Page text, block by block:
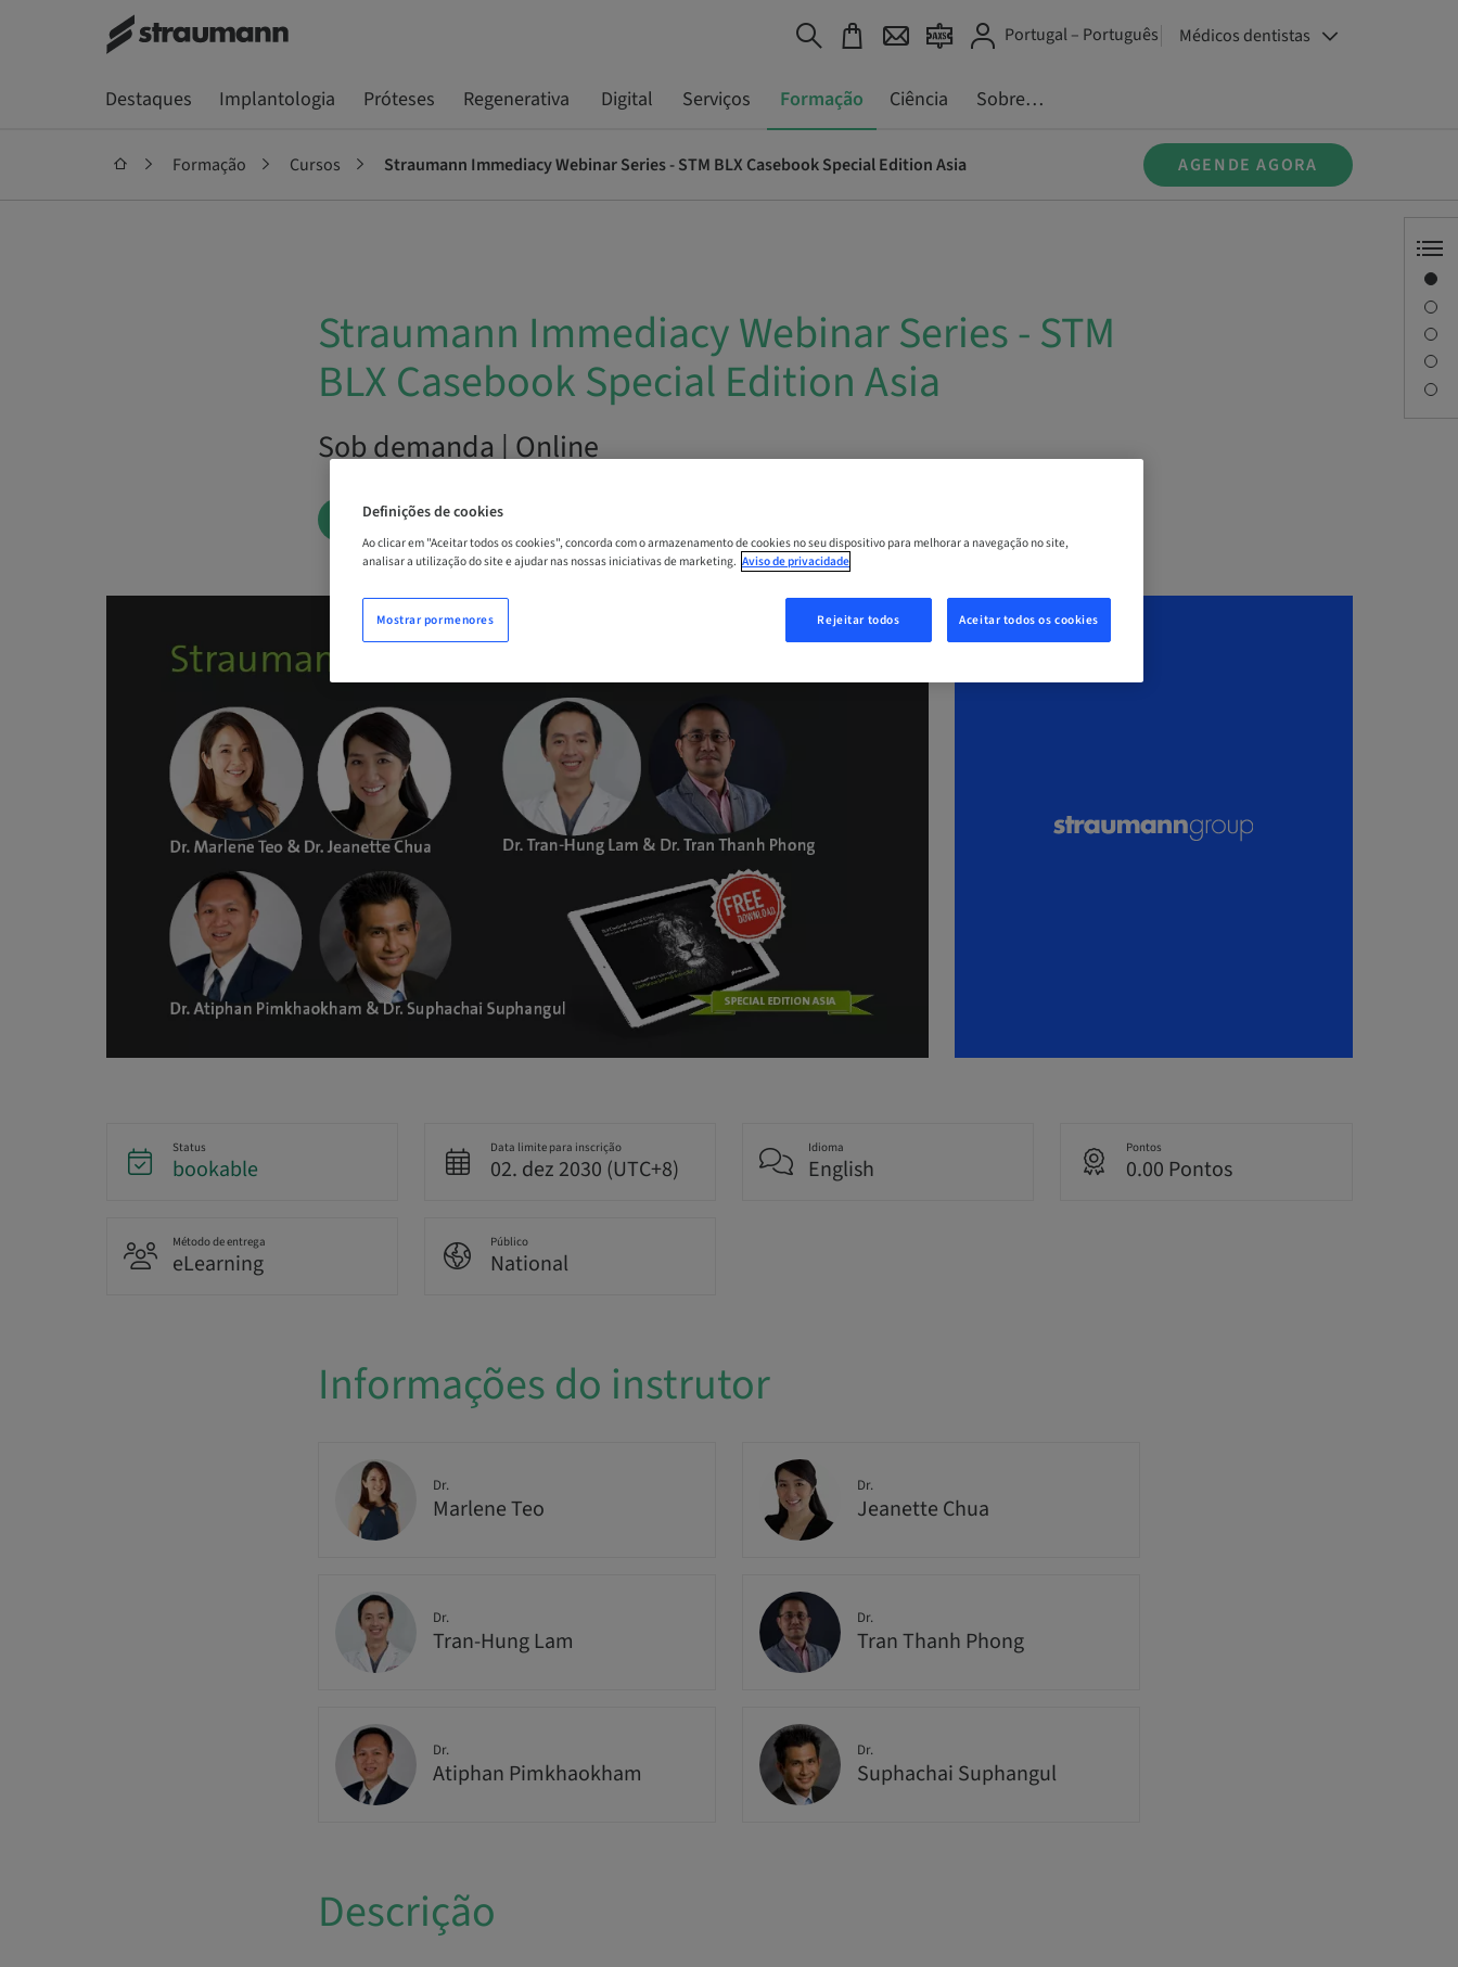
Portugal – Português Médicos dentistas
Destaques Implantologia Próteses Regenerativa Digital Serviços Formação Ciência Sobre…
Formação Cursos Straumann Immediacy Webinar Series - STM BLX Casebook Special Edition Asia AGENDE AGORA
Straumann Immediacy Webinar Series - STM
BLX Casebook Special Edition Asia
Sob demanda | Online
AGENDE AGORA
Status
bookable
Data limite para inscrição
02. dez 2030 (UTC+8)
Idioma
English
Pontos
0.00 Pontos
Método de entrega
eLearning
Público
National
Informações do instrutor
Dr.
Marlene Teo
Dr.
Jeanette Chua
Dr.
Tran-Hung Lam
Dr.
Tran Thanh Phong
Dr.
Atiphan Pimkhaokham
Dr.
Suphachai Suphangul
Descrição
Definições de cookies
Ao clicar em "Aceitar todos os cookies", concorda com o armazenamento de cookies no seu dispositivo para melhorar a navegação no site,
analisar a utilização do site e ajudar nas nossas iniciativas de marketing. Aviso de privacidade
Rejeitar todos Aceitar todos os cookies
Mostrar pormenores